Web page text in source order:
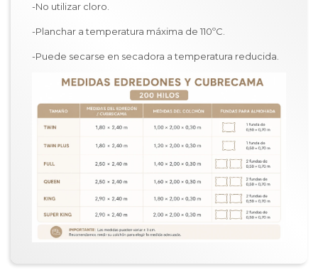
-No utilizar cloro.
-Planchar a temperatura máxima de 110ºC.
-Puede secarse en secadora a temperatura reducida.